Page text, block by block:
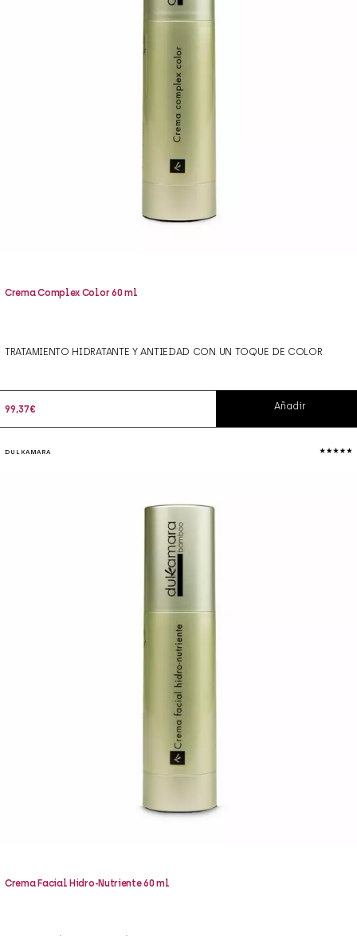
Crema Complex Color 60 ml
TRATAMIENTO HIDRATANTE Y ANTIEDAD CON UN TOQUE DE COLOR
99,37€ Añadir
DULKAMARA
Crema Facial Hidro-Nutriente 60 ml